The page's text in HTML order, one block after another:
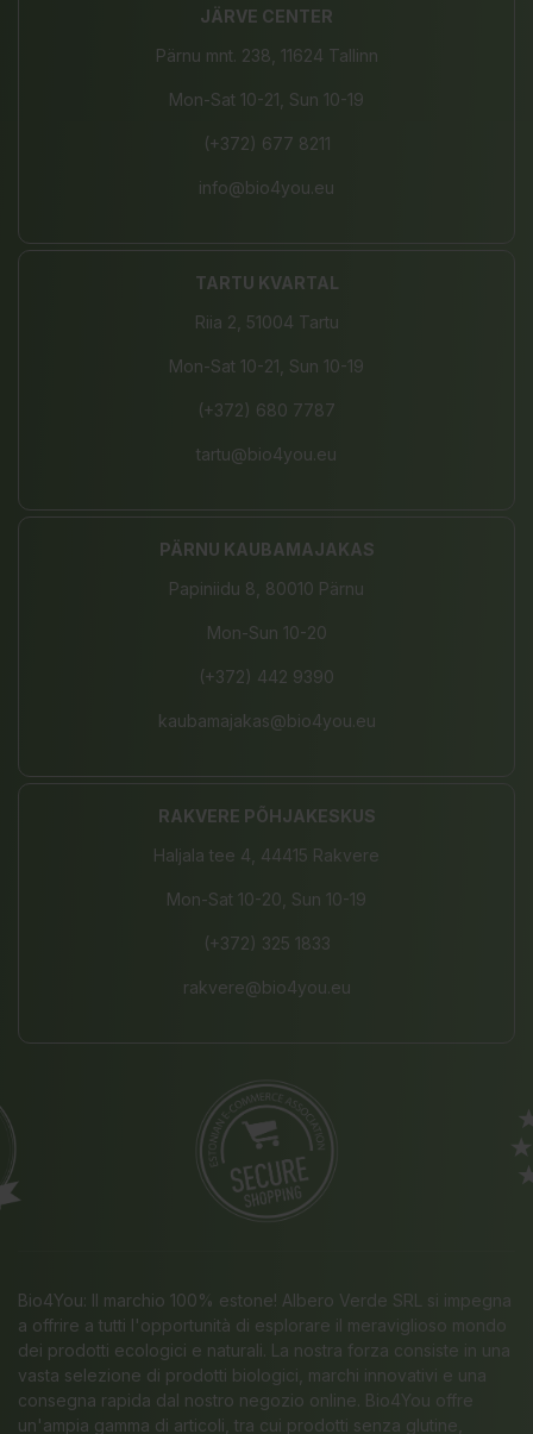
JÄRVE CENTER
Pärnu mnt. 238, 11624 Tallinn
Mon-Sat 10-21, Sun 10-19
(+372) 677 8211
info@bio4you.eu
TARTU KVARTAL
Riia 2, 51004 Tartu
Mon-Sat 10-21, Sun 10-19
(+372) 680 7787
tartu@bio4you.eu
PÄRNU KAUBAMAJAKAS
Papiniidu 8, 80010 Pärnu
Mon-Sun 10-20
(+372) 442 9390
kaubamajakas@bio4you.eu
RAKVERE PÕHJAKESKUS
Haljala tee 4, 44415 Rakvere
Mon-Sat 10-20, Sun 10-19
(+372) 325 1833
rakvere@bio4you.eu
Bio4You: Il marchio 100% estone! Albero Verde SRL si impegna
a offrire a tutti l'opportunità di esplorare il meraviglioso mondo
dei prodotti ecologici e naturali. La nostra forza consiste in una
vasta selezione di prodotti biologici, marchi innovativi e una
consegna rapida dal nostro negozio online. Bio4You offre
un'ampia gamma di articoli, tra cui prodotti senza glutine,